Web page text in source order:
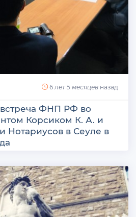
6 лет 5 месяцев назад
ФНП РФ во
Корсиком К. А. и
Нотариусов в Сеуле в